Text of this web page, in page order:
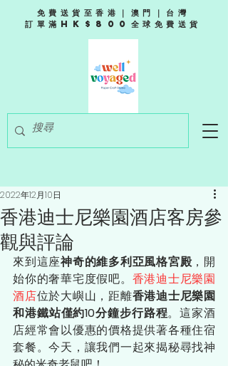
免費送貨至香港｜澳門｜台灣
訂單滿HK$800全球免費送貨
香港迪士尼樂園酒店客房參
觀與評論
2022年12月10日
來到這座神奇的維多利亞風格宮殿，開
始你的奢華宅度假吧。 香港迪士尼樂園
酒店位於大嶼山，距離香港迪士尼樂園
和港鐵站僅約10分鐘步行路程。這家酒
店經常會以優惠的價格提供著各種住宿
套餐。今天，讓我們一起來揭秘尋找神